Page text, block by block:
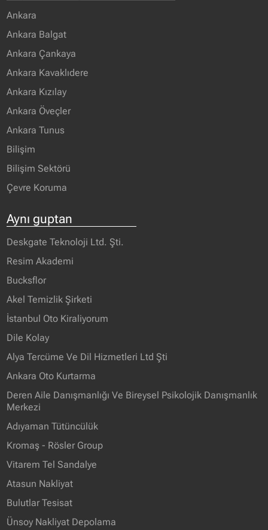
Ankara
Ankara Balgat
Ankara Çankaya
Ankara Kavaklıdere
Ankara Kızılay
Ankara Öveçler
Ankara Tunus
Bilişim
Bilişim Sektörü
Çevre Koruma
Aynı guptan
Deskgate Teknoloji Ltd. Şti.
Resim Akademi
Bucksflor
Akel Temizlik Şirketi
İstanbul Oto Kiraliyorum
Dile Kolay
Alya Tercüme Ve Dil Hizmetleri Ltd Şti
Ankara Oto Kurtarma
Deren Aile Danışmanlığı Ve Bireysel Psikolojik Danışmanlık
Merkezi
Adıyaman Tütüncülük
Kromaş - Rösler Group
Vitarem Tel Sandalye
Atasun Nakliyat
Bulutlar Tesisat
Ünsoy Nakliyat Depolama